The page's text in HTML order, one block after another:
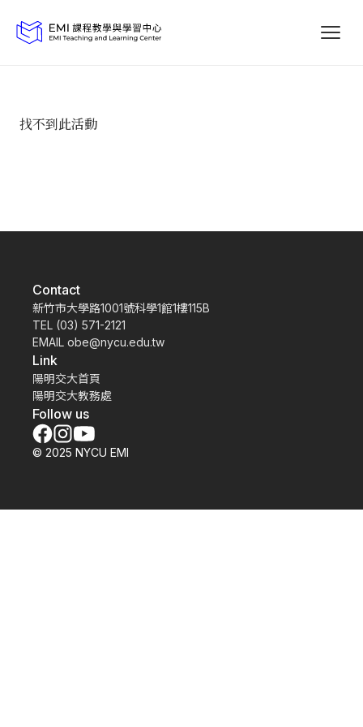
找不到此活動
Contact
新竹市大學路1001號科學1館1樓115B
TEL (03) 571-2121
EMAIL obe@nycu.edu.tw
Link
陽明交大首頁
陽明交大教務處
Follow us
© 2025 NYCU EMI